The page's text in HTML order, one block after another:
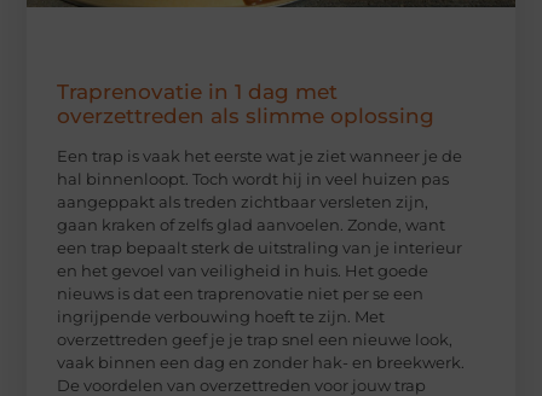
Traprenovatie in 1 dag met
overzettreden als slimme oplossing
Een trap is vaak het eerste wat je ziet wanneer je de
hal binnenloopt. Toch wordt hij in veel huizen pas
aangeppakt als treden zichtbaar versleten zijn,
gaan kraken of zelfs glad aanvoelen. Zonde, want
een trap bepaalt sterk de uitstraling van je interieur
en het gevoel van veiligheid in huis. Het goede
nieuws is dat een traprenovatie niet per se een
ingrijpende verbouwing hoeft te zijn. Met
overzettreden geef je je trap snel een nieuwe look,
vaak binnen een dag en zonder hak- en breekwerk.
De voordelen van overzettreden voor jouw trap